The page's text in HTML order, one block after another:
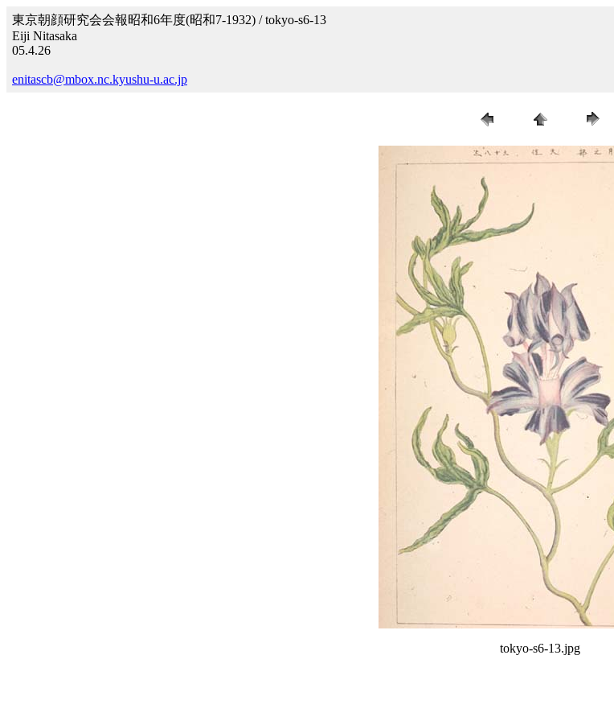
東京朝顔研究会会報昭和6年度(昭和7-1932) / tokyo-s6-13
Eiji Nitasaka
05.4.26
enitascb@mbox.nc.kyushu-u.ac.jp
tokyo-s6-13.jpg